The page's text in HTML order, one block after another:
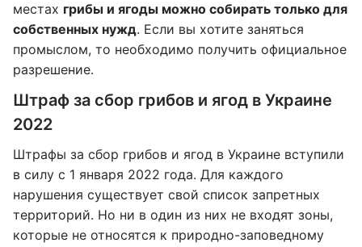
местах грибы и ягоды можно собирать только для
собственных нужд. Если вы хотите заняться
промыслом, то необходимо получить официальное
разрешение.
Штраф за сбор грибов и ягод в Украине
2022
Штрафы за сбор грибов и ягод в Украине вступили
в силу с 1 января 2022 года. Для каждого
нарушения существует свой список запретных
территорий. Но ни в один из них не входят зоны,
которые не относятся к природно-заповедному